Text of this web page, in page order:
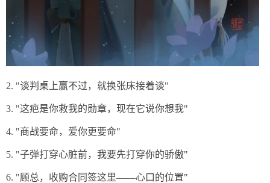
2. "谈判桌上赢不过，就换张床接着谈"
3. "这疤是你救我的勋章，现在它说你想我"
4. "商战要命，爱你更要命"
5. "子弹打穿心脏前，我要先打穿你的骄傲"
6. "顾总，收购合同签这里——心口的位置"